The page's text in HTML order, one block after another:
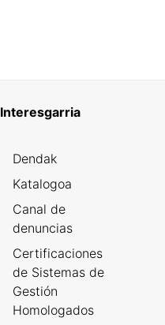
Interesgarria
Dendak
Katalogoa
Canal de
denuncias
Certificaciones
de Sistemas de
Gestión
Homologados